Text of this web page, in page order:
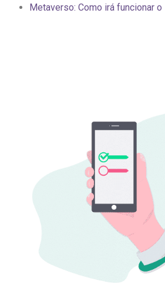
Metaverso: Como irá funcionar